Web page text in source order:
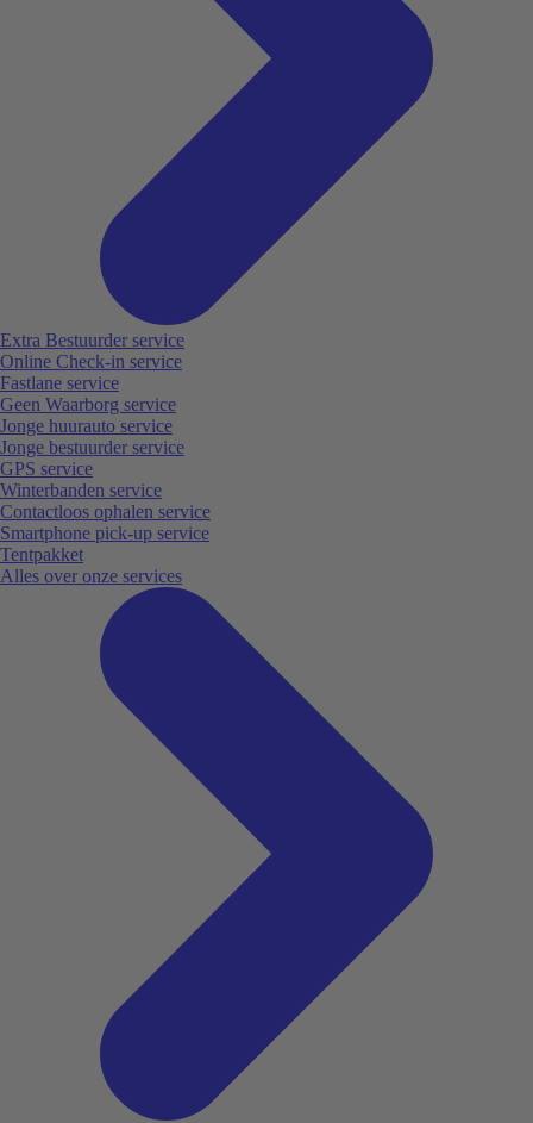
Extra Bestuurder service
Online Check-in service
Fastlane service
Geen Waarborg service
Jonge huurauto service
Jonge bestuurder service
GPS service
Winterbanden service
Contactloos ophalen service
Smartphone pick-up service
Tentpakket
Alles over onze services